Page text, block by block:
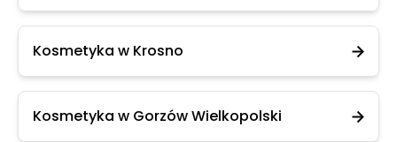
Kosmetyka w Krosno
Kosmetyka w Gorzów Wielkopolski